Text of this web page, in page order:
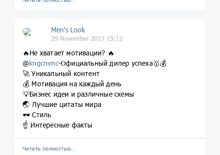
Men's Look
29 November 2017 15:12
🔥Не хватает мотивации? 🔥
@kngcnvnc-Официальный дилер успеха🥇💰
🚀 Уникальный контент
💰 Мотивация на каждый день
💡Бизнес идеи и различные схемы
🌏 Лучшие цитаты мира
🕶 Стиль
☝️ Интересные факты
Читать полностью…